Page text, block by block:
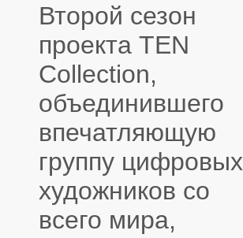
Второй сезон
проекта TEN
Collection,
объединившего
впечатляющую
группу цифровых
художников со
всего мира,